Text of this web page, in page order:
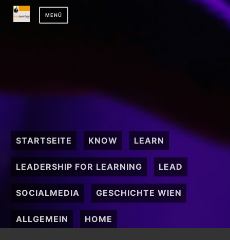
Zum
Inhalt
MENÜ
STARTSEITE KNOW LEARN
LEADERSHIP FOR LEARNING LEAD
SOCIALMEDIA GESCHICHTE WIEN
ALLGEMEIN HOME